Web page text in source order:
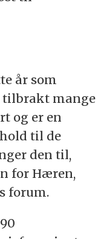
år som
tilbrakt mange
og er en
til de
den til,
for Hæren,
forum.